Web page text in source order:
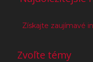
Získajte zaujímavé
Zvoľte témy